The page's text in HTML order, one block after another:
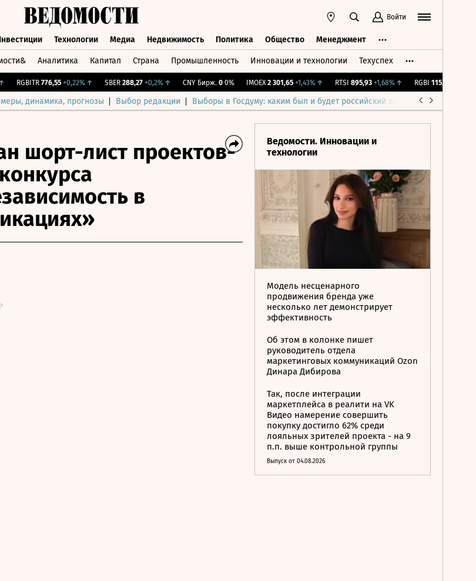
Войти
Технологии Медиа Недвижимость Политика Общество Менеджмент
Аналитика Капитал Страна Промышленность Инновации и технологии Техуспех
RGBITR 776,55 +0,22%↑ SBER 288,27 +0,2%↑ CNY Бирж. 0 0% IMOEX 2 301,65 +1,43%↑ RTSI 895,93 +1,68%↑ RGBI 115,37 +0,2%
динамика, прогнозы Выбор редакции Выборы в Госдуму: каким был и будет российский парламент
шорт-лист проектов-
в
Ведомости. Инновации и
технологии
Модель несценарного
продвижения бренда уже
несколько лет демонстрирует
эффективность
Об этом в колонке пишет
руководитель отдела
маркетинговых коммуникаций Ozon
Динара Дибирова
Так, после интеграции
маркетплейса в реалити на VK
Видео намерение совершить
покупку достигло 62% среди
лояльных зрителей проекта - на 9
п.п. выше контрольной группы
Выпуск от 04.08.2026